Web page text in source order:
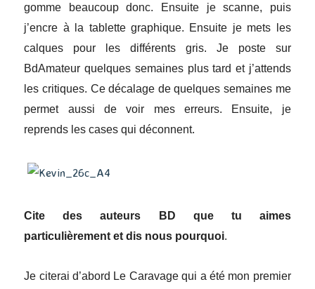
gomme beaucoup donc.
Ensuite je scanne, puis
j’encre à la tablette graphique. Ensuite je mets les
calques pour les différents gris. Je poste sur
BdAmateur quelques semaines plus tard et j’attends
les critiques. Ce décalage de quelques semaines me
permet aussi de voir mes erreurs. Ensuite, je
reprends les cases qui déconnent.
Cite des auteurs BD que tu aimes
particulièrement et dis nous pourquoi.
Je citerai d’abord Le Caravage qui a été mon premier